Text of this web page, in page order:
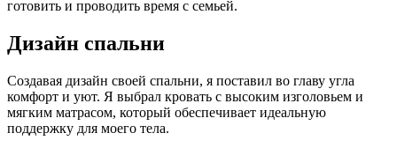
готовить и проводить время с семьей.
Дизайн спальни
Создавая дизайн своей спальни, я поставил во главу угла
комфорт и уют. Я выбрал кровать с высоким изголовьем и
мягким матрасом, который обеспечивает идеальную
поддержку для моего тела.